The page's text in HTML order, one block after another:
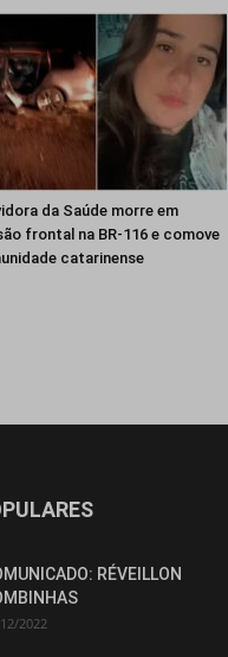
da Saúde morre em
frontal na BR-116 e comove
catarinense
RÉVEILLON
2022